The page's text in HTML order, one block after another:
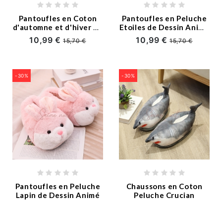
Pantoufles en Coton
d'automne et d'hiver de
Dessin Animé Mignon
10,99 €15,70 €
Pantoufles en Peluche
Etoiles de Dessin Animé
Mignon
10,99 €15,70 €
-30%
Pantoufles en Peluche
Lapin de Dessin Animé
-30%
Chaussons en Coton
Peluche Crucian